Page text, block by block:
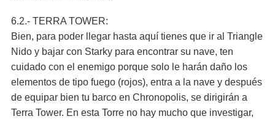
6.2.- TERRA TOWER:
Bien, para poder llegar hasta aquí tienes que ir al Triangle
Nido y bajar con Starky para encontrar su nave, ten
cuidado con el enemigo porque solo le harán daño los
elementos de tipo fuego (rojos), entra a la nave y después
de equipar bien tu barco en Chronopolis, se dirigirán a
Terra Tower. En esta Torre no hay mucho que investigar,